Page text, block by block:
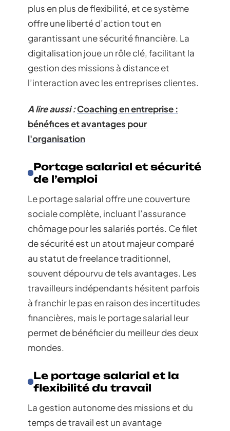
plus en plus de flexibilité, et ce système
offre une liberté d’action tout en
garantissant une sécurité financière. La
digitalisation joue un rôle clé, facilitant la
gestion des missions à distance et
l’interaction avec les entreprises clientes.
A lire aussi :Coaching en entreprise :
bénéfices et avantages pour
l'organisation
Portage salarial et sécurité
de l’emploi
Le portage salarial offre une couverture
sociale complète, incluant l’assurance
chômage pour les salariés portés. Ce filet
de sécurité est un atout majeur comparé
au statut de freelance traditionnel,
souvent dépourvu de tels avantages. Les
travailleurs indépendants hésitent parfois
à franchir le pas en raison des incertitudes
financières, mais le portage salarial leur
permet de bénéficier du meilleur des deux
mondes.
Le portage salarial et la
flexibilité du travail
La gestion autonome des missions et du
temps de travail est un avantage